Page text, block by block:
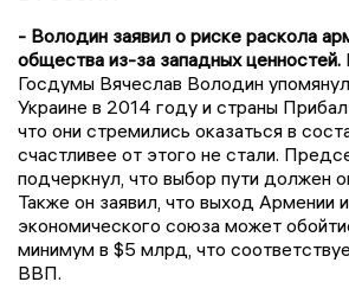
- Володин заявил о риске раскола
общества из-за западных ценностей.
Госдумы Вячеслав Володин
Украине в 2014 году и страны
что они стремились оказаться в
счастливее от этого не стали.
подчеркнул, что выбор пути должен
Также он заявил, что выход Армении
экономического союза может
минимум в $5 млрд, что
ВВП.